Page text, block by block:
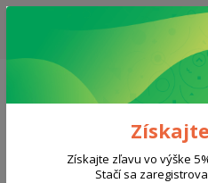
ZĽAVA: VŠETKY VYSTAVENÉ
PODĽA VÝBERU / DODACIA LEHOTA
0908 777 700 Po-So: 10-18 hod.
Získajte zľavu vo výške
Stačí sa